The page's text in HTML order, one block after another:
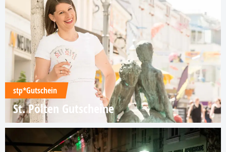
stp*Gutschein
St. Pölten Gutscheine